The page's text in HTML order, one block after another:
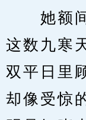
她额间
这数九寒
双平日里
却像受惊